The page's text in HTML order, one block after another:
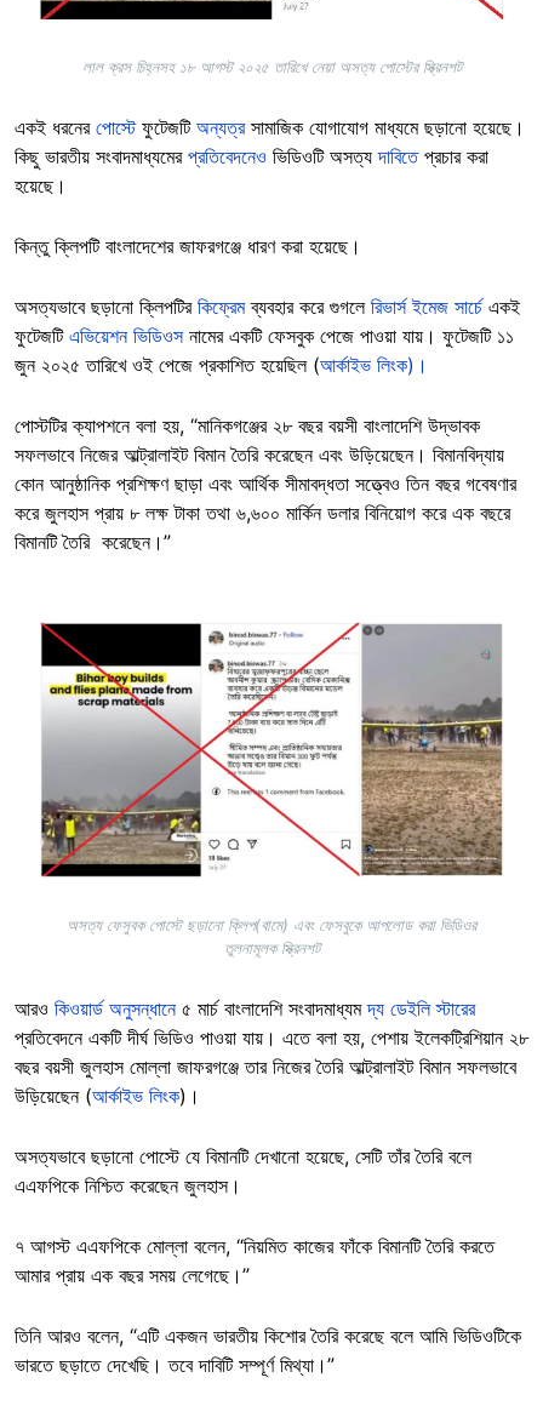
লাল ক্রস চিহ্নসহ ১৮ আগস্ট ২০২৫ তারিখে নেয়া অসত্য পোস্টের স্ক্রিনশট
একই ধরনের পোস্টে ফুটেজটি অন্যত্রসামাজিক যোগাযোগ মাধ্যমে ছড়ানো হয়েছে।
কিছু ভারতীয় সংবাদমাধ্যমের প্রতিবেদনেও ভিডিওটি অসত্যদাবিতেপ্রচার করা
হয়েছে।
কিন্তু ক্লিপটি বাংলাদেশের জাফরগঞ্জে ধারণ করা হয়েছে।
অসত্যভাবে ছড়ানো ক্লিপটিরকিফ্রেমব্যবহার করে গুগলে রিভার্স ইমেজ সার্চে একই
ফুটেজটি এভিয়েশন ভিডিওস নামের একটি ফেসবুক পেজে পাওয়া যায়। ফুটেজটি ১১
জুন ২০২৫ তারিখে ওই পেজে প্রকাশিত হয়েছিল (আর্কাইভ লিংক)।
পোস্টটির ক্যাপশনে বলা হয়, “মানিকগঞ্জের ২৮ বছর বয়সী বাংলাদেশি উদ্ভাবক
সফলভাবে নিজের আল্ট্রালাইট বিমান তৈরি করেছেন এবং উড়িয়েছেন। বিমানবিদ্যায়
কোন আনুষ্ঠানিক প্রশিক্ষণ ছাড়া এবং আর্থিক সীমাবদ্ধতা সত্ত্বেও তিন বছর গবেষণার
করে জুলহাস প্রায় ৮ লক্ষ টাকা তথা ৬,৬০০ মার্কিন ডলার বিনিয়োগ করে এক বছরে
বিমানটি তৈরি করেছেন।”
Image
অসত্য ফেসুবক পোস্টে ছড়ানো ক্লিপ(বামে) এবং ফেসবুকে আপলোড করা ভিডিওর
তুলনামূলক স্ক্রিনশট
আরও কিওয়ার্ড অনুসন্ধানে ৫ মার্চ বাংলাদেশি সংবাদমাধ্যমদ্য ডেইলি স্টারের
প্রতিবেদনে একটি দীর্ঘ ভিডিও পাওয়া যায়। এতে বলা হয়, পেশায় ইলেকট্রিশিয়ান ২৮
বছর বয়সী জুলহাস মোল্লা জাফরগঞ্জে তার নিজের তৈরি আল্ট্রালাইট বিমান সফলভাবে
উড়িয়েছেন (আর্কাইভ লিংক)।
অসত্যভাবে ছড়ানো পোস্টে যে বিমানটি দেখানো হয়েছে, সেটি তাঁর তৈরি বলে
এএফপিকে নিশ্চিত করেছেন জুলহাস।
৭ আগস্ট এএফপিকে মোল্লা বলেন, “নিয়মিত কাজের ফাঁকে বিমানটি তৈরি করতে
আমার প্রায় এক বছর সময় লেগেছে।”
তিনি আরও বলেন, “এটি একজন ভারতীয় কিশোর তৈরি করেছে বলে আমি ভিডিওটিকে
ভারতে ছড়াতে দেখেছি। তবে দাবিটি সম্পূর্ণ মিথ্যা।”